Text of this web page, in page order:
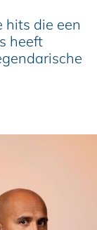
hits die een
heeft